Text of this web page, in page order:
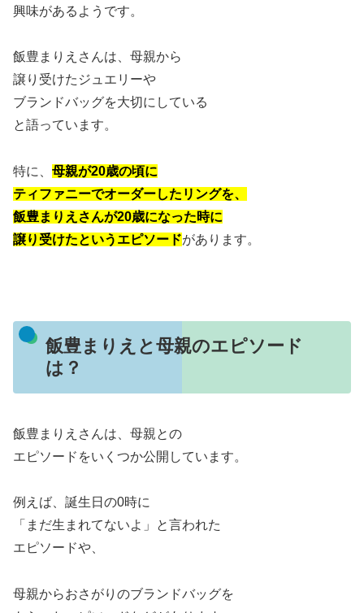
興味があるようです。
飯豊まりえさんは、母親から
譲り受けたジュエリーや
ブランドバッグを大切にしている
と語っています。
特に、 母親が20歳の頃に
ティファニーでオーダーしたリングを、
飯豊まりえさんが20歳になった時に
譲り受けたというエピソードがあります。
飯豊まりえと母親のエピソード
は？
飯豊まりえさんは、母親との
エピソードをいくつか公開しています。
例えば、誕生日の0時に
「まだ生まれてないよ」と言われた
エピソードや、
母親からおさがりのブランドバッグを